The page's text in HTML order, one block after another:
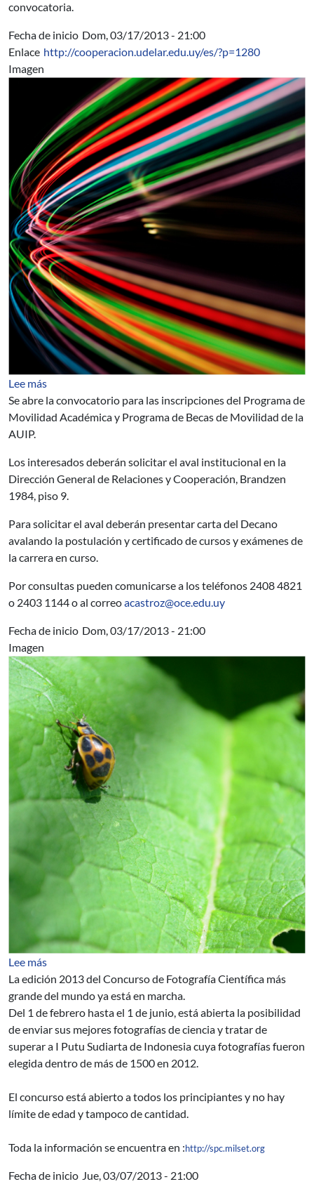
convocatoria.
Fecha de inicio Dom, 03/17/2013 - 21:00
Enlace http://cooperacion.udelar.edu.uy/es/?p=1280
Imagen
Lee más
Se abre la convocatorio para las inscripciones del Programa de
Movilidad Académica y Programa de Becas de Movilidad de la
AUIP.
Los interesados deberán solicitar el aval institucional en la
Dirección General de Relaciones y Cooperación, Brandzen
1984, piso 9.
Para solicitar el aval deberán presentar carta del Decano
avalando la postulación y certificado de cursos y exámenes de
la carrera en curso.
Por consultas pueden comunicarse a los teléfonos 2408 4821
o 2403 1144 o al correoacastroz@oce.edu.uy
Fecha de inicio Dom, 03/17/2013 - 21:00
Imagen
Lee más
La edición 2013 del Concurso de Fotografía Científica más
grande del mundo ya está en marcha.
Del 1 de febrero hasta el 1 de junio, está abierta la posibilidad
de enviar sus mejores fotografías de ciencia y tratar de
superar a I Putu Sudiarta de Indonesia cuya fotografías fueron
elegida dentro de más de 1500 en 2012.
El concurso está abierto a todos los principiantes y no hay
límite de edad y tampoco de cantidad.
Toda la información se encuentra en :http://spc.milset.org
Fecha de inicio Jue, 03/07/2013 - 21:00